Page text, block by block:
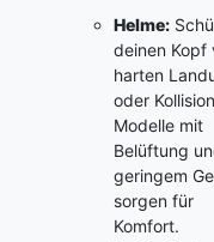
Helme:
deinen Kopf
harten
oder
Modelle mit
Belüftung
geringem
sorgen für
Komfort.